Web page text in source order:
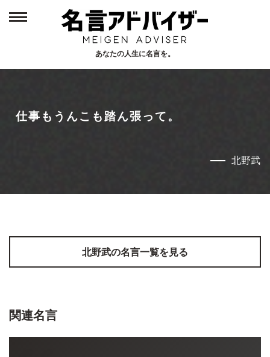
あなたの人生に名言を。
1 Home
2 New
仕事もうんこも踏ん張って。
北野武
北野武の名言一覧を見る
関連名言